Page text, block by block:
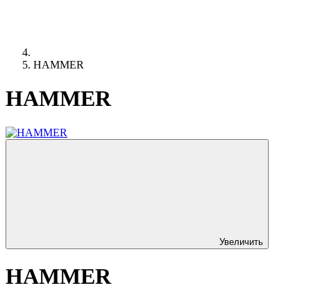
HAMMER
HAMMER
Увеличить
HAMMER